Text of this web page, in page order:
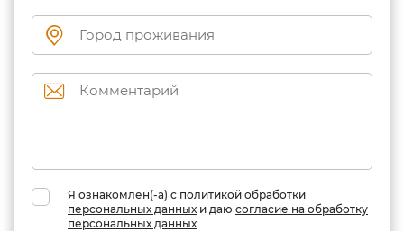
Я ознакомлен(-а) с политикой обработки
персональных данных и даю согласие на обработку
персональных данных